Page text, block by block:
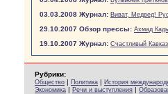
03.03.2008 Журнал: Виват, Медвед!
29.10.2007 Обзор прессы: Ахмад
19.10.2007 Журнал: Счастливый
Рубрики:
Общество | Политика | История
Экономика | Речи и выступления |